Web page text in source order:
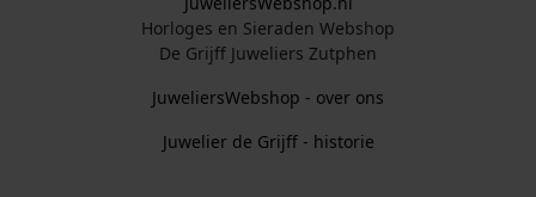
Horloges en Sieraden Webshop
De Grijff Juweliers Zutphen
JuweliersWebshop - over ons
Juwelier de Grijff - historie